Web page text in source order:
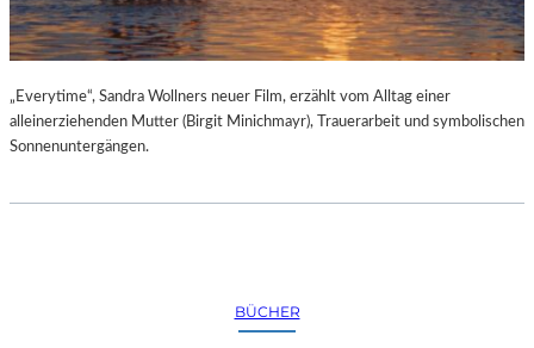
„Everytime“, Sandra Wollners neuer Film, erzählt vom Alltag einer
alleinerziehenden Mutter (Birgit Minichmayr), Trauerarbeit und symbolischen
Sonnenuntergängen.
BÜCHER